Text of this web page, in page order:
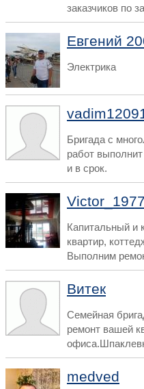
заказчиков по
Евгений
Электрика
Бригада с
работ
и в срок.
Капитальный и
квартир,
Выполним
Витек
Семейная
ремонт вашей
medved